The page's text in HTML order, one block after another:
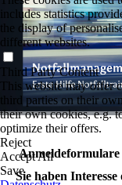
Anmeldeformulare
Sie haben
includes statistics
the display of
different websites.
Third Party Content
This website may offer
third parties on their
their own cookies, e.g.
optimize their offers.
Reject
Accept All
Save